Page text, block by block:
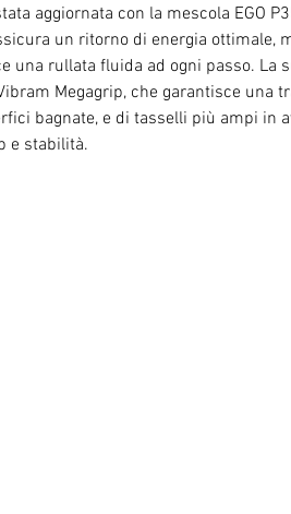
aggiornata con la mescola EGO
un ritorno di energia ottimale,
una rullata fluida ad ogni passo. La
Megagrip, che garantisce una
bagnate, e di tasselli più ampi in
e stabilità.